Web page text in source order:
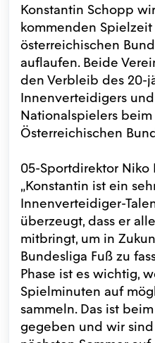
Konstantin Schopp
kommenden
österreichischen
auflaufen. Beide
den Verbleib des 20-
Innenverteidigers
Nationalspielers
Österreichischen
05-Sportdirektor Niko
„Konstantin ist ein
Innenverteidiger-
überzeugt, dass er
mitbringt, um in
Bundesliga Fuß zu
Phase ist es wichtig,
Spielminuten auf
sammeln. Das ist
gegeben und wir